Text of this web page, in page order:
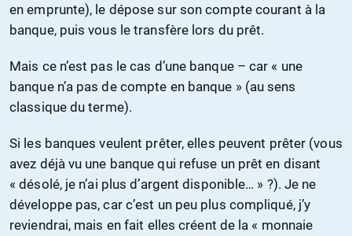
en emprunte), le dépose sur son compte courant à la
banque, puis vous le transfère lors du prêt.
Mais ce n’est pas le cas d’une banque – car « une
banque n’a pas de compte en banque » (au sens
classique du terme).
Si les banques veulent prêter, elles peuvent prêter (vous
avez déjà vu une banque qui refuse un prêt en disant
« désolé, je n’ai plus d’argent disponible… » ?). Je ne
développe pas, car c’est un peu plus compliqué, j’y
reviendrai, mais en fait elles créent de la « monnaie